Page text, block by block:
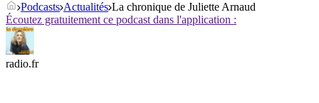
Podcasts Actualités La chronique de Juliette Arnaud
Écoutez gratuitement ce podcast dans l'application :
radio.fr